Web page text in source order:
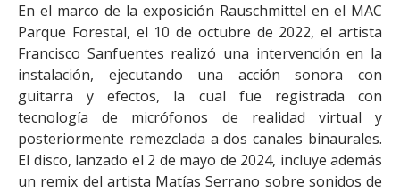
En el marco de la exposición Rauschmittel en el MAC
Parque Forestal, el 10 de octubre de 2022, el artista
Francisco Sanfuentes realizó una intervención en la
instalación, ejecutando una acción sonora con
guitarra y efectos, la cual fue registrada con
tecnología de micrófonos de realidad virtual y
posteriormente remezclada a dos canales binaurales.
El disco, lanzado el 2 de mayo de 2024, incluye además
un remix del artista Matías Serrano sobre sonidos de